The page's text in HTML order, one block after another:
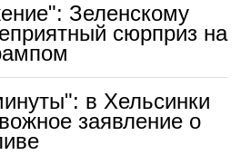
Зеленскому
сюрприз на
в Хельсинки
заявление о